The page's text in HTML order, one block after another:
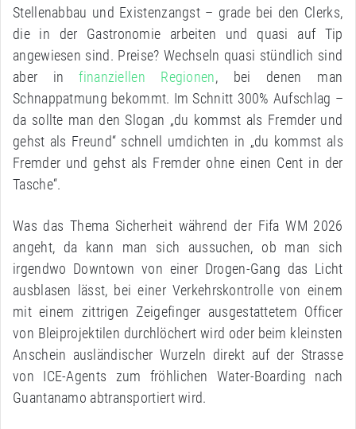
Stellenabbau und Existenzangst – grade bei den Clerks,
die in der Gastronomie arbeiten und quasi auf Tip
angewiesen sind. Preise? Wechseln quasi stündlich sind
aber infinanziellen Regionen, bei denen man
Schnappatmung bekommt. Im Schnitt 300% Aufschlag –
da sollte man den Slogan „du kommst als Fremder und
gehst als Freund“ schnell umdichten in „du kommst als
Fremder und gehst als Fremder ohne einen Cent in der
Tasche“.
Was das Thema Sicherheit während der Fifa WM 2026
angeht, da kann man sich aussuchen, ob man sich
irgendwo Downtown von einer Drogen-Gang das Licht
ausblasen lässt, bei einer Verkehrskontrolle von einem
mit einem zittrigen Zeigefinger ausgestattetem Officer
von Bleiprojektilen durchlöchert wird oder beim kleinsten
Anschein ausländischer Wurzeln direkt auf der Strasse
von ICE-Agents zum fröhlichen Water-Boarding nach
Guantanamo abtransportiert wird.